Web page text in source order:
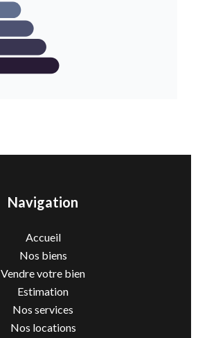
Navigation
Accueil
Nos biens
Vendre votre bien
Estimation
Nos services
Nos locations